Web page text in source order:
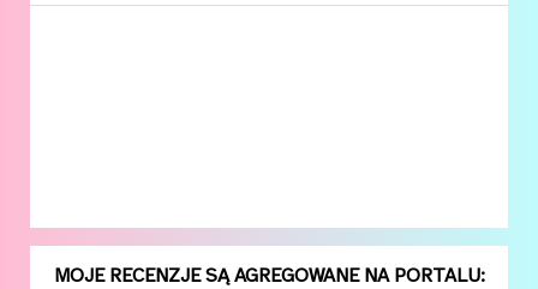
MOJE RECENZJE SĄ AGREGOWANE NA PORTALU: